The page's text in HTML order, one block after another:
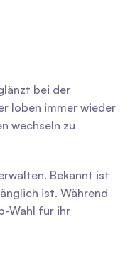
bei der
loben immer wieder
wechseln zu
Bekannt ist
ist. Während
Wahl für ihr